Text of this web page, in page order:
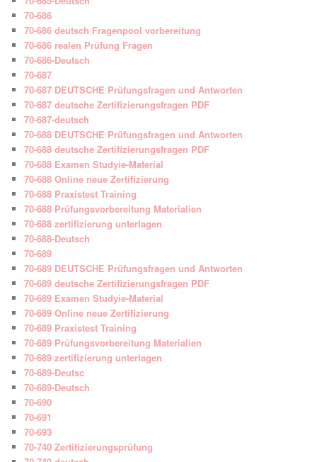
70-686
70-686 deutsch Fragenpool vorbereitung
70-686 realen Prüfung Fragen
70-686-Deutsch
70-687
70-687 DEUTSCHE Prüfungsfragen und Antworten
70-687 deutsche Zertifizierungsfragen PDF
70-687-deutsch
70-688 DEUTSCHE Prüfungsfragen und Antworten
70-688 deutsche Zertifizierungsfragen PDF
70-688 Examen Studyie-Material
70-688 Online neue Zertifizierung
70-688 Praxistest Training
70-688 Prüfungsvorbereitung Materialien
70-688 zertifizierung unterlagen
70-688-Deutsch
70-689
70-689 DEUTSCHE Prüfungsfragen und Antworten
70-689 deutsche Zertifizierungsfragen PDF
70-689 Examen Studyie-Material
70-689 Online neue Zertifizierung
70-689 Praxistest Training
70-689 Prüfungsvorbereitung Materialien
70-689 zertifizierung unterlagen
70-689-Deutsc
70-689-Deutsch
70-690
70-691
70-693
70-740 Zertifizierungsprüfung